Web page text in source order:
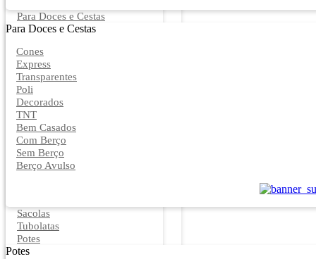
Para Doces e Cestas
Para Doces e Cestas
Cones
Express
Transparentes
Poli
Decorados
TNT
Bem Casados
Com Berço
Sem Berço
Berço Avulso
Sacolas
Tubolatas
Potes
Potes